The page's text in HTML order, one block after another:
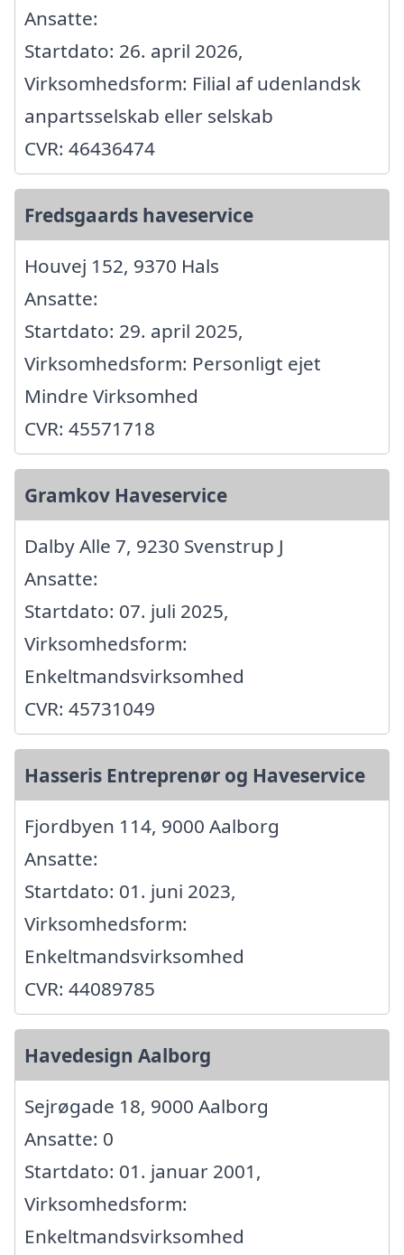
Ansatte:
Startdato: 26. april 2026,
Virksomhedsform: Filial af udenlandsk
anpartsselskab eller selskab
CVR: 46436474
Fredsgaards haveservice
Houvej 152, 9370 Hals
Ansatte:
Startdato: 29. april 2025,
Virksomhedsform: Personligt ejet
Mindre Virksomhed
CVR: 45571718
Gramkov Haveservice
Dalby Alle 7, 9230 Svenstrup J
Ansatte:
Startdato: 07. juli 2025,
Virksomhedsform:
Enkeltmandsvirksomhed
CVR: 45731049
Hasseris Entreprenør og Haveservice
Fjordbyen 114, 9000 Aalborg
Ansatte:
Startdato: 01. juni 2023,
Virksomhedsform:
Enkeltmandsvirksomhed
CVR: 44089785
Havedesign Aalborg
Sejrøgade 18, 9000 Aalborg
Ansatte: 0
Startdato: 01. januar 2001,
Virksomhedsform:
Enkeltmandsvirksomhed